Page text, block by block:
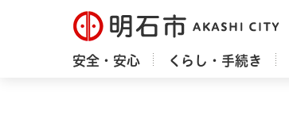
明石市
安全・安心 くらし・手続き